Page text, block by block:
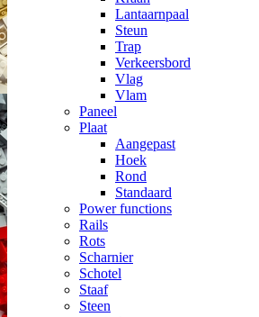
Lantaarnpaal
Steun
Trap
Verkeersbord
Vlag
Vlam
Paneel
Plaat
Aangepast
Hoek
Rond
Standaard
Power functions
Rails
Rots
Scharnier
Schotel
Staaf
Steen